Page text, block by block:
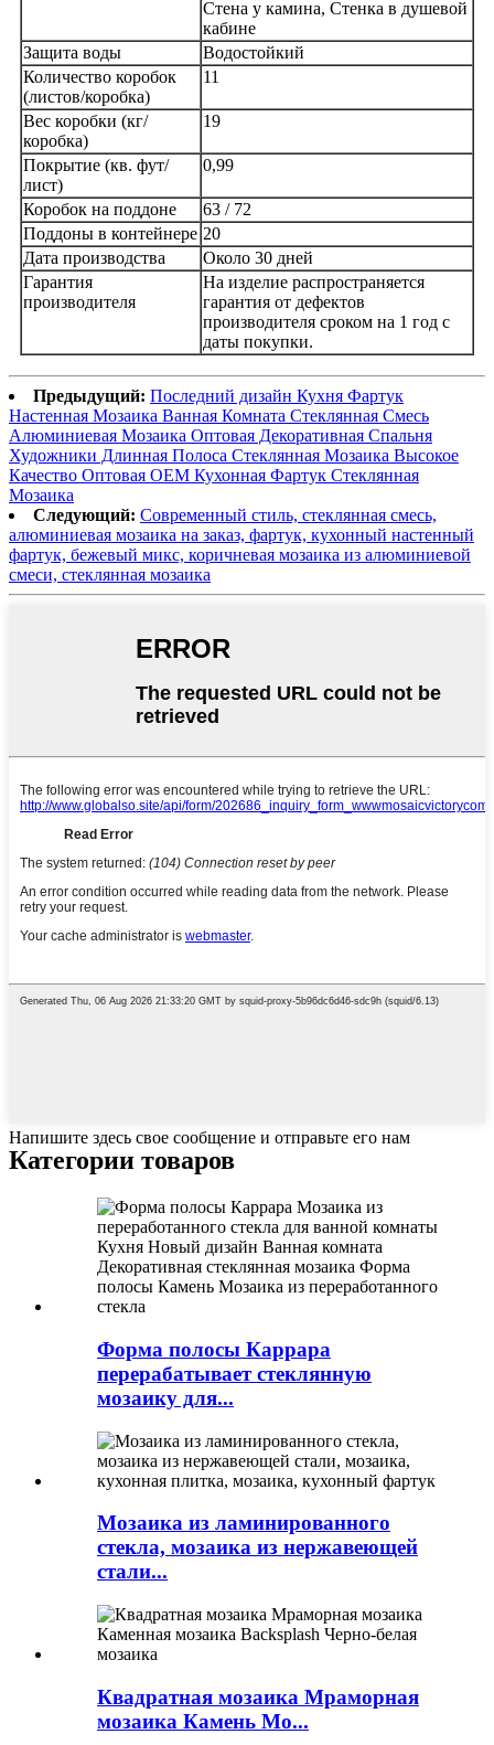
Стена у камина, Стенка в душевой
кабине
Защита воды
Водостойкий
Количество коробок
(листов/коробка)
11
Вес коробки (кг/
коробка)
19
Покрытие (кв. фут/
лист)
0,99
Коробок на поддоне
63 / 72
Поддоны в контейнере 20
Дата производства
Около 30 дней
Гарантия
производителя
На изделие распространяется
гарантия от дефектов
производителя сроком на 1 год с
даты покупки.
Предыдущий: Последний дизайн Кухня Фартук
Настенная Мозаика Ванная Комната Стеклянная Смесь
Алюминиевая Мозаика Оптовая Декоративная Спальня
Художники Длинная Полоса Стеклянная Мозаика Высокое
Качество Оптовая OEM Кухонная Фартук Стеклянная
Мозаика
Следующий: Современный стиль, стеклянная смесь,
алюминиевая мозаика на заказ, фартук, кухонный настенный
фартук, бежевый микс, коричневая мозаика из алюминиевой
смеси, стеклянная мозаика
Напишите здесь свое сообщение и отправьте его нам
Категории товаров
Форма полосы Каррара
перерабатывает стеклянную
мозаику для...
Мозаика из ламинированного
стекла, мозаика из нержавеющей
стали...
Квадратная мозаика Мраморная
мозаика Камень Мо...